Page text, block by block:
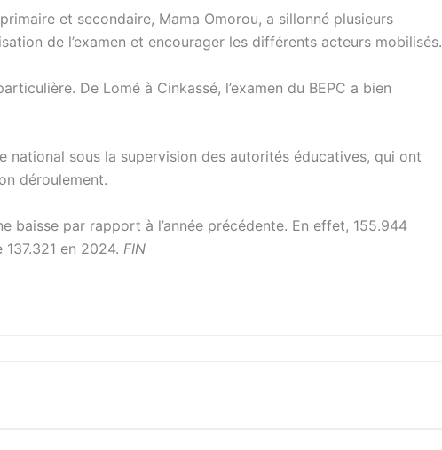
et secondaire, Mama Omorou, a sillonné plusieurs
de l’examen et encourager les différents acteurs mobilisés.
De Lomé à Cinkassé, l’examen du BEPC a bien
national sous la supervision des autorités éducatives, qui ont
déroulement.
baisse par rapport à l’année précédente. En effet, 155.944
en 2024. FIN